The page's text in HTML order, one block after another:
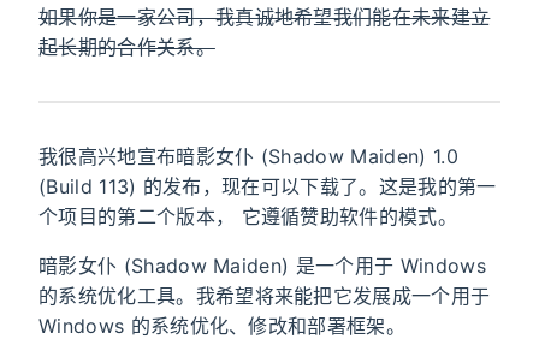
如果你是一家公司，我真诚地希望我们能在未来建立
起长期的合作关系。
我很高兴地宣布暗影女仆 (Shadow Maiden) 1.0
(Build 113) 的发布，现在可以下载了。这是我的第一
个项目的第二个版本， 它遵循赞助软件的模式。
暗影女仆 (Shadow Maiden) 是一个用于 Windows
的系统优化工具。我希望将来能把它发展成一个用于
Windows 的系统优化、修改和部署框架。